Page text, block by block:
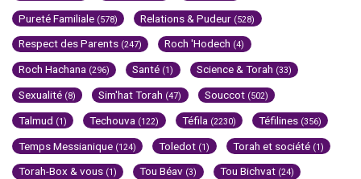
Pureté Familiale (578) Relations & Pudeur (528)
Respect des Parents (247) Roch 'Hodech (4)
Roch Hachana (296) Santé (1) Science & Torah (33)
Sexualité (8) Sim'hat Torah (47) Souccot (502)
Talmud (1) Techouva (122) Téfila (2230) Téfilines (356)
Temps Messianique (124) Toledot (1) Torah et société (1)
Torah-Box & vous (1) Tou Béav (3) Tou Bichvat (24)